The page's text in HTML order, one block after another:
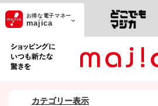
ショッピング
お得な電子マネー
majica
カテゴリー表示